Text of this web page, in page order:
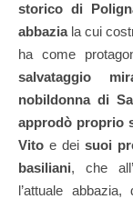
storico di
abbaziala cui
ha come
salvataggio
nobildonna di
approdò proprio
Vito e dei suoi
basiliani, che
l’attuale